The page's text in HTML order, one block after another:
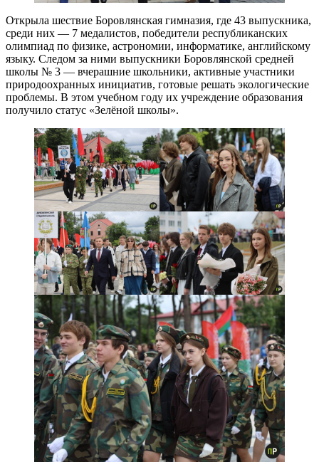
Открыла шествие Боровлянская гимназия, где 43 выпускника,
среди них — 7 медалистов, победители республиканских
олимпиад по физике, астрономии, информатике, английскому
языку. Следом за ними выпускники Боровлянской средней
школы № 3 — вчерашние школьники, активные участники
природоохранных инициатив, готовые решать экологические
проблемы. В этом учебном году их учреждение образования
получило статус «Зелёной школы».